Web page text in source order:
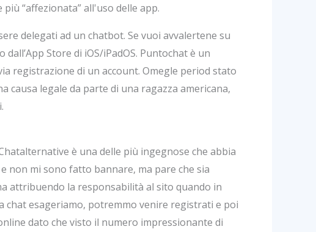
“affezionata” all'uso delle app.
delegati ad un chatbot. Se vuoi avvalertene su
Store di iOS/iPadOS. Puntochat è un
registrazione di un account. Omegle period stato
legale da parte di una ragazza americana,
è una delle più ingegnose che abbia
non mi sono fatto bannare, ma pare che sia
attribuendo la responsabilità al sito quando in
chat esageriamo, potremmo venire registrati e poi
dato che visto il numero impressionante di